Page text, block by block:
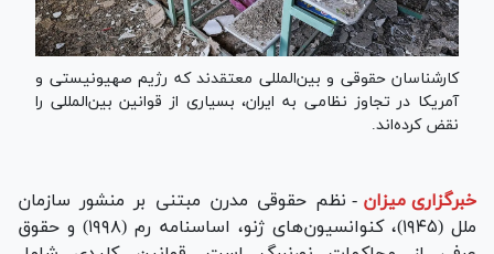
کارشناسان حقوقی و بین‌المللی معتقدند که رژیم صهیونیستی و
آمریکا در تجاوز نظامی به ایران، بسیاری از قوانین بین‌المللی را
نقض کرده‌اند.
خبرگزاری میزان - نظم حقوقی مدرن مبتنی بر منشور سازمان
ملل (۱۹۴۵)، کنوانسیون‌های ژنو، اساسنامه رم (۱۹۹۸) و حقوق